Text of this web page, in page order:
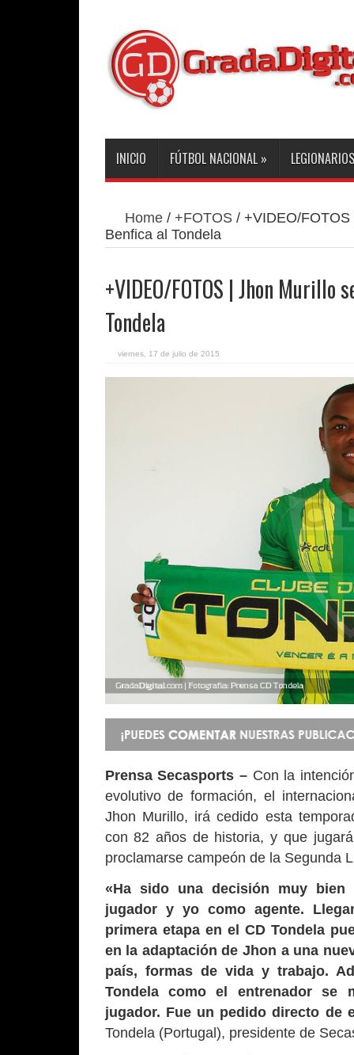
INICIO FÚTBOL NACIONAL » LEGIONARIOS
Home/ +FOTOS/ +VIDEO/
Benfica al Tondela
+VIDEO/FOTOS | Jhon Murillo
Tondela
viernes, 17 de julio de 2015
Prensa Secasports –Con la
evolutivo de formación, el
Jhon Murillo, irá cedido esta
con 82 años de historia, y que
proclamarse campeón de la Segunda
«Ha sido una decisión muy
jugador y yo como agente.
primera etapa en el CD Tondela
en la adaptación de Jhon a una
país, formas de vida y trabajo.
Tondela como el entrenador se
jugador. Fue un pedido directo de
Tondela (Portugal), presidente de